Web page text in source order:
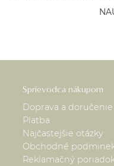
Sprievodca nákupom
Doprava a doručenie
Platba
Najčastejšie otázky
Obchodné
Reklamačný